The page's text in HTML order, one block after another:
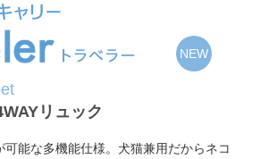
リュック
可能な多機能仕様。犬猫兼用だからネコ